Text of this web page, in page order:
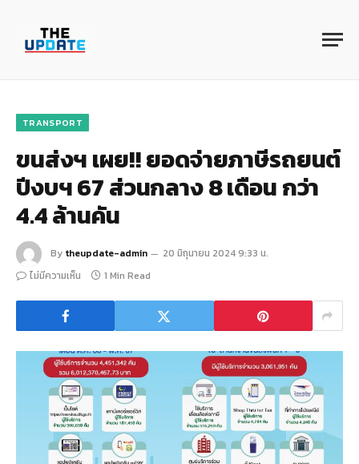
TRANSPORT
ขนส่งฯ เผย!! ยอดจ่ายภาษีรถยนต์
ปีงบฯ 67 ส่วนกลาง 8 เดือน กว่า
4.4 ล้านคัน
By theupdate-admin
20 มิถุนายน 2024 9:33 น.
ไม่มีความเห็น
1 Min Read